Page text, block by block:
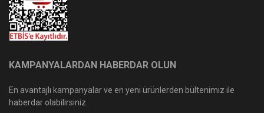
KAMPANYALARDAN HABERDAR OLUN
En avantajlı kampanyalar ve en yeni ürünlerden bültenimiz ile
haberdar olabilirsiniz.